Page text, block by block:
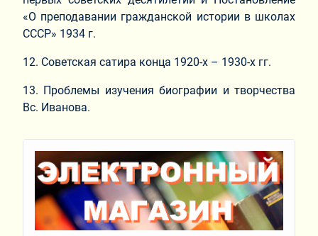
«О преподавании гражданской истории в школах
СССР» 1934 г.
12. Советская сатира конца 1920-х – 1930-х гг.
13. Проблемы изучения биографии и творчества
Вс. Иванова.